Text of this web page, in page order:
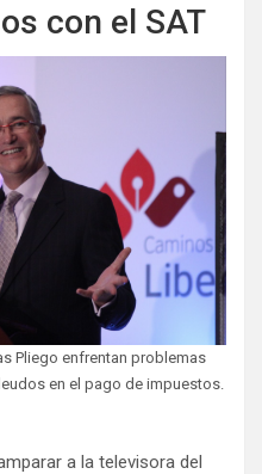
con el SAT
Pliego enfrentan problemas
en el pago de impuestos.
a la televisora del